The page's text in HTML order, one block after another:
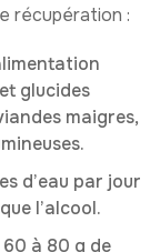
récupération :
glucides
maigres,
d’eau par jour
l’alcool.
à 80 g de